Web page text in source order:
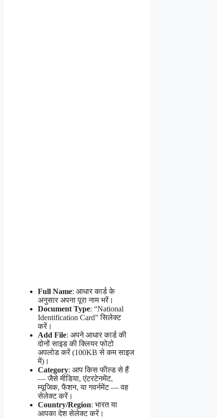
Full Name: आधार कार्ड के
अनुसार अपना पूरा नाम भरें।
Document Type: “National
Identification Card” सिलेक्ट
करें।
Add File: अपने आधार कार्ड की
दोनों साइड की क्लियर फोटो
अपलोड करें (100KB से कम साइज
में)।
Category: आप किस फील्ड से हैं
— जैसे मीडिया, एंटरटेनमेंट,
म्यूजिक, फैशन, या गवर्नमेंट — वह
सेलेक्ट करें।
Country/Region: भारत या
आपका देश सेलेक्ट करें।